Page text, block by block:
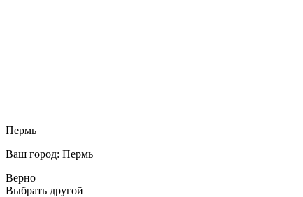
Пермь
Ваш город: Пермь
Верно
Выбрать другой